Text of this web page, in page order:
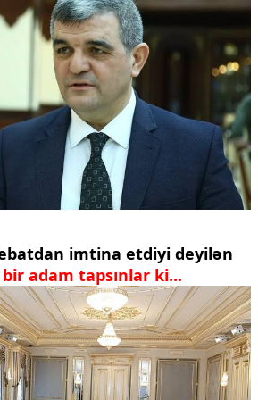
imtina etdiyi deyilən
Elə bir adam tapsınlar ki...